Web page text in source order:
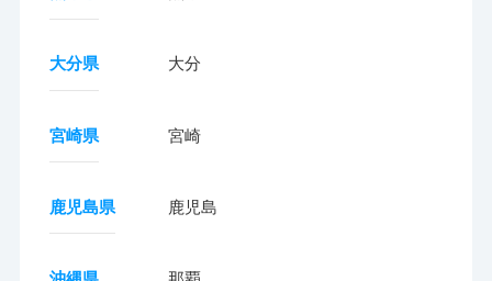
大分県 大分
宮崎県 宮崎
鹿児島県 鹿児島